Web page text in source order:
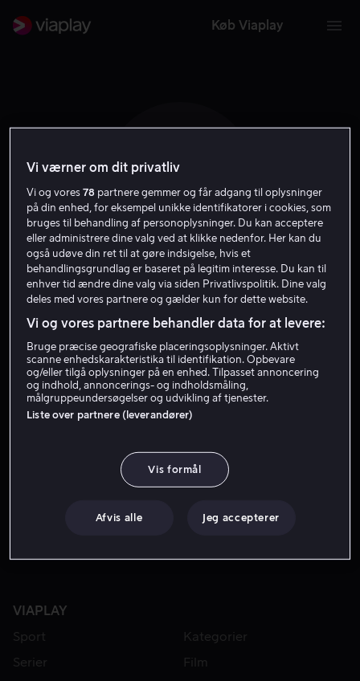
Køb Viaplay
A M
Ani Mesa
Skuespiller
VIAPLAY
Sport
Kategorier
Serier
Film
Vi værner om dit privatliv
Vi og vores78 partnere gemmer og får adgang til oplysninger
på din enhed, for eksempel unikke identifikatorer i cookies, som
bruges til behandling af personoplysninger. Du kan acceptere
eller administrere dine valg ved at klikke nedenfor. Her kan du
også udøve din ret til at gøre indsigelse, hvis et
behandlingsgrundlag er baseret på legitim interesse. Du kan til
enhver tid ændre dine valg via siden Privatlivspolitik. Dine valg
deles med vores partnere og gælder kun for dette website.
Vi og vores partnere behandler data for at levere:
Bruge præcise geografiske placeringsoplysninger. Aktivt
scanne enhedskarakteristika til identifikation. Opbevare
og/eller tilgå oplysninger på en enhed. Tilpasset annoncering
og indhold, annoncerings- og indholdsmåling,
målgruppeundersøgelser og udvikling af tjenester.
Liste over partnere (leverandører)
Vis formål
Afvis alle Jeg accepterer